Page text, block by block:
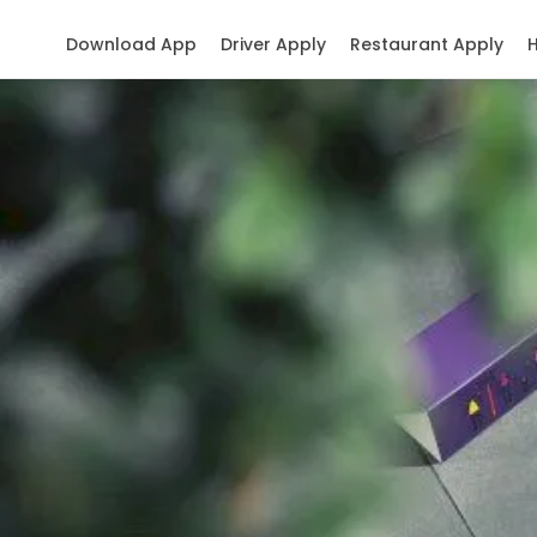
Restaurant Apply
Driver Apply
Download App